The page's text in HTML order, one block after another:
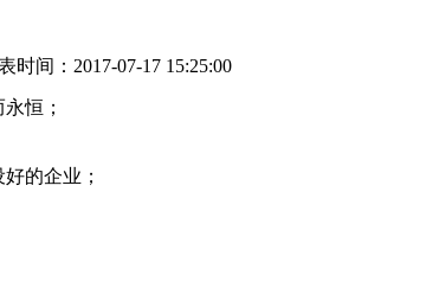
时间：2017-07-17 15:25:00
恒；
的企业；